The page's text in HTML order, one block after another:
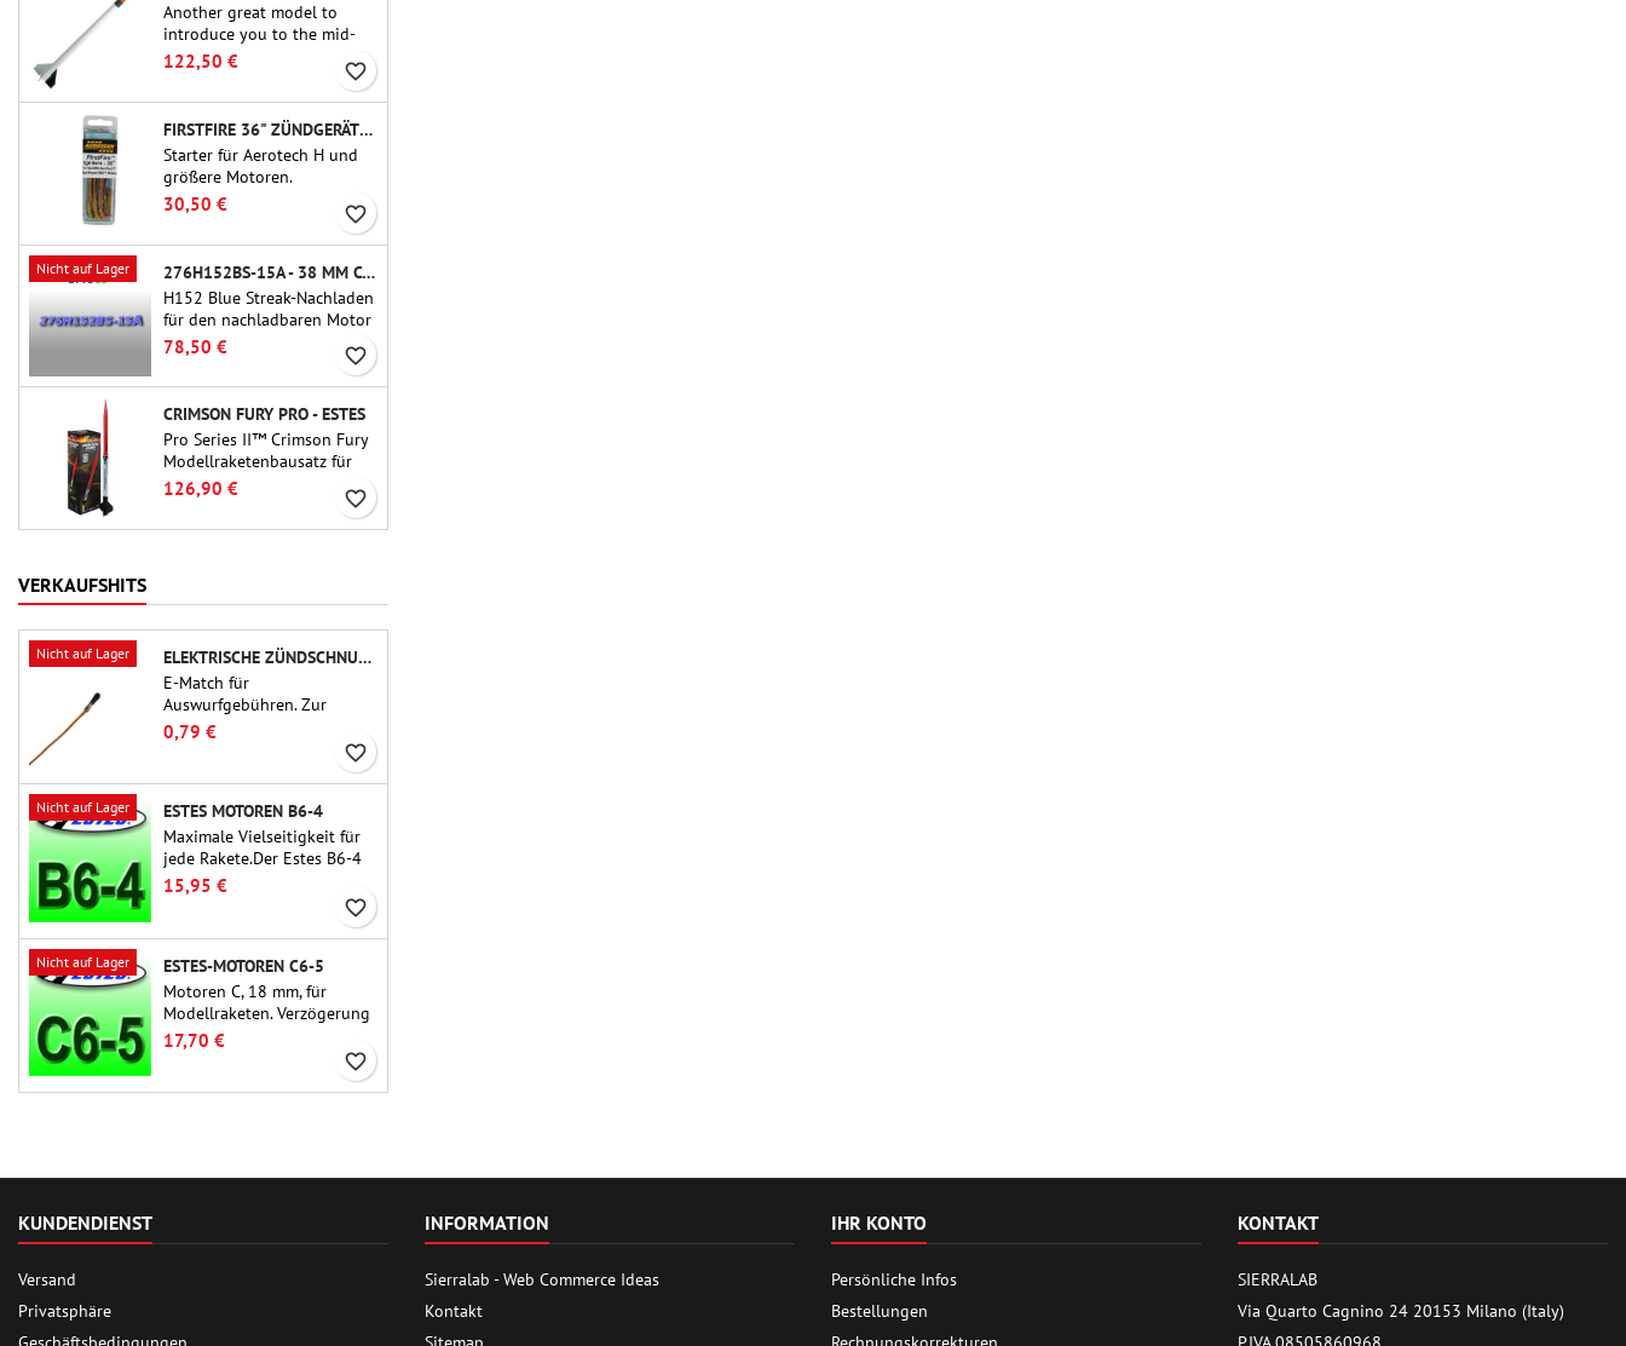
Another great model to
introduce you to the mid-
power.A scale replica of a
famous sounding rocket,
small in size and peefect to
move to higher-level kits.
122,50 € favorite_border
FIRSTFIRE 36" ZÜNDGERÄTE - AEROTECH
Starter für Aerotech H und
größere Motoren.
Zuverlässige Zündung von
Motoren bis zu 91 cm Länge.
30,50 € favorite_border
Nicht auf Lager
276H152BS-15A - 38 MM CTI NACHLADEN
H152 Blue Streak-Nachladen
für den nachladbaren Motor
Cesaroni P38-2G. Die
Verzögerung von 15
Sekunden ist über das
ProDAT 38-Tool einstellbar.
78,50 € favorite_border
CRIMSON FURY PRO - ESTES
Pro Series II™ Crimson Fury
Modellraketenbausatz für
29-mm-Motoren Typ E, F
wurde für fortgeschrittene
hochwertiges Bauerlebnis
wie die Flüge selbst.
126,90 € favorite_border
VERKAUFSHITS
Nicht auf Lager
ELEKTRISCHE ZÜNDSCHNUR FÜR AUSSTOSSLADUNG
E-Match für
Auswurfgebühren. Zur
Verwendung mit
Höhenmessern oder anderen
0,79 €
favorite_border
Nicht auf Lager
ESTES MOTOREN B6-4
Maximale Vielseitigkeit für
jede Rakete.Der Estes B6-4
ist einer der am häufigsten
Raketenmotoren überhaupt
und für die große Mehrheit
der Estes- und ähnlichen
Raketen geeignet.
15,95 €
favorite_border
Nicht auf Lager
ESTES-MOTOREN C6-5
Motoren C, 18 mm, für
Modellraketen. Verzögerung
5 Sekunden, für einstufige
Raketen.
17,70 €
favorite_border
KUNDENDIENST
Versand
Privatsphäre
INFORMATION
Sierralab - Web Commerce Ideas
Kontakt
IHR KONTO
Persönliche Infos
Bestellungen
KONTAKT
SIERRALAB
Via Quarto Cagnino 24 20153 Milano (Italy)